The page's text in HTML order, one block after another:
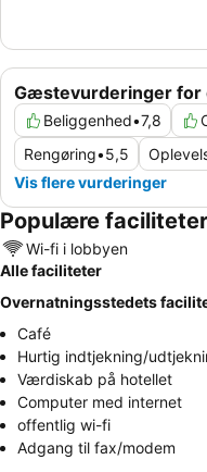
Gæstevurderinger for
Beliggenhed•7,8
Rengøring•5,5
Vis flere vurderinger
Populære faciliteter
Wi-fi i lobbyen
Alle faciliteter
Overnatningsstedets
Café
Hurtig indtjekning/
Værdiskab på hotellet
Computer med internet
offentlig wi-fi
Adgang til fax/modem